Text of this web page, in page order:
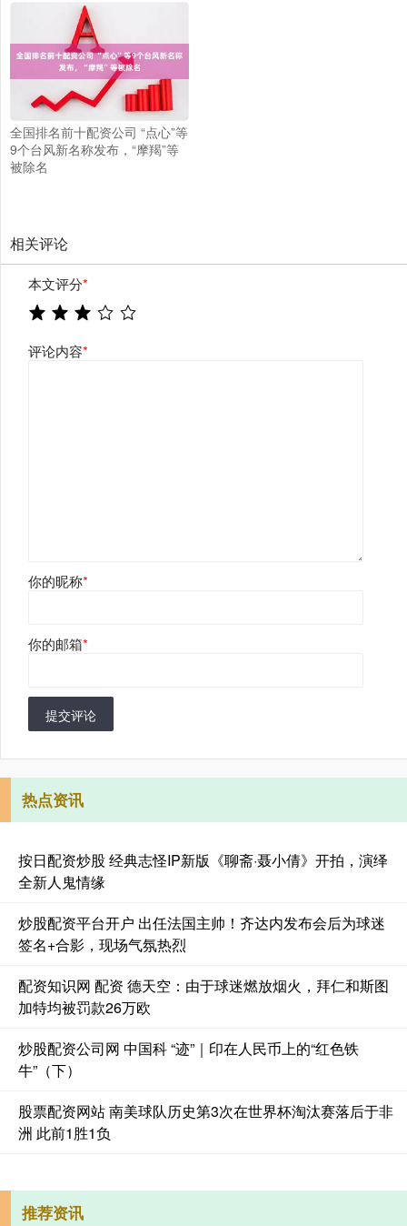
全国排名前十配资公司 “点心”等
9个台风新名称发布，“摩羯”等
被除名
相关评论
本文评分*
评论内容*
你的昵称*
你的邮箱*
提交评论
热点资讯
按日配资炒股 经典志怪IP新版《聊斋·聂小倩》开拍，演绎
全新人鬼情缘
炒股配资平台开户 出任法国主帅！齐达内发布会后为球迷
签名+合影，现场气氛热烈
配资知识网 配资 德天空：由于球迷燃放烟火，拜仁和斯图
加特均被罚款26万欧
炒股配资公司网 中国科 “迹”｜印在人民币上的“红色铁
牛”（下）
股票配资网站 南美球队历史第3次在世界杯淘汰赛落后于非
洲 此前1胜1负
推荐资讯